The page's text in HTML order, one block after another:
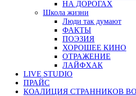
НА ДОРОГАХ
Школа жизни
Люди так думают
ФАКТЫ
ПОЭЗИЯ
ХОРОШЕЕ КИНО
ОТРАЖЕНИЕ
ЛАЙФХАК
LIVE STUDIO
ПРАЙС
КОАЛИЦИЯ СТРАННИКОВ